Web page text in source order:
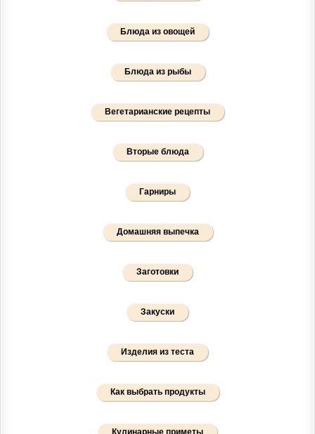
Блюда из овощей
Блюда из рыбы
Вегетарианские рецепты
Вторые блюда
Гарниры
Домашняя выпечка
Заготовки
Закуски
Изделия из теста
Как выбрать продукты